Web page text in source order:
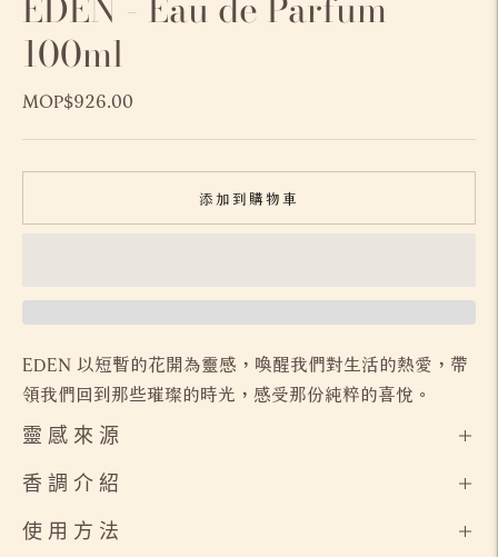
100ml
MOP$926.00
添加到購物車
EDEN 以短暫的花開為靈感，喚醒我們對生活的熱愛，帶
領我們回到那些璀璨的時光，感受那份純粹的喜悅。
靈 感 來 源
香 調 介 紹
使 用 方 法